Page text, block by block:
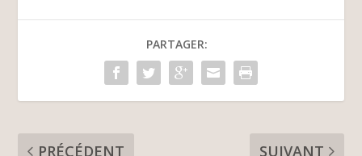
PARTAGER:
PRÉCÉDENT
SUIVANT